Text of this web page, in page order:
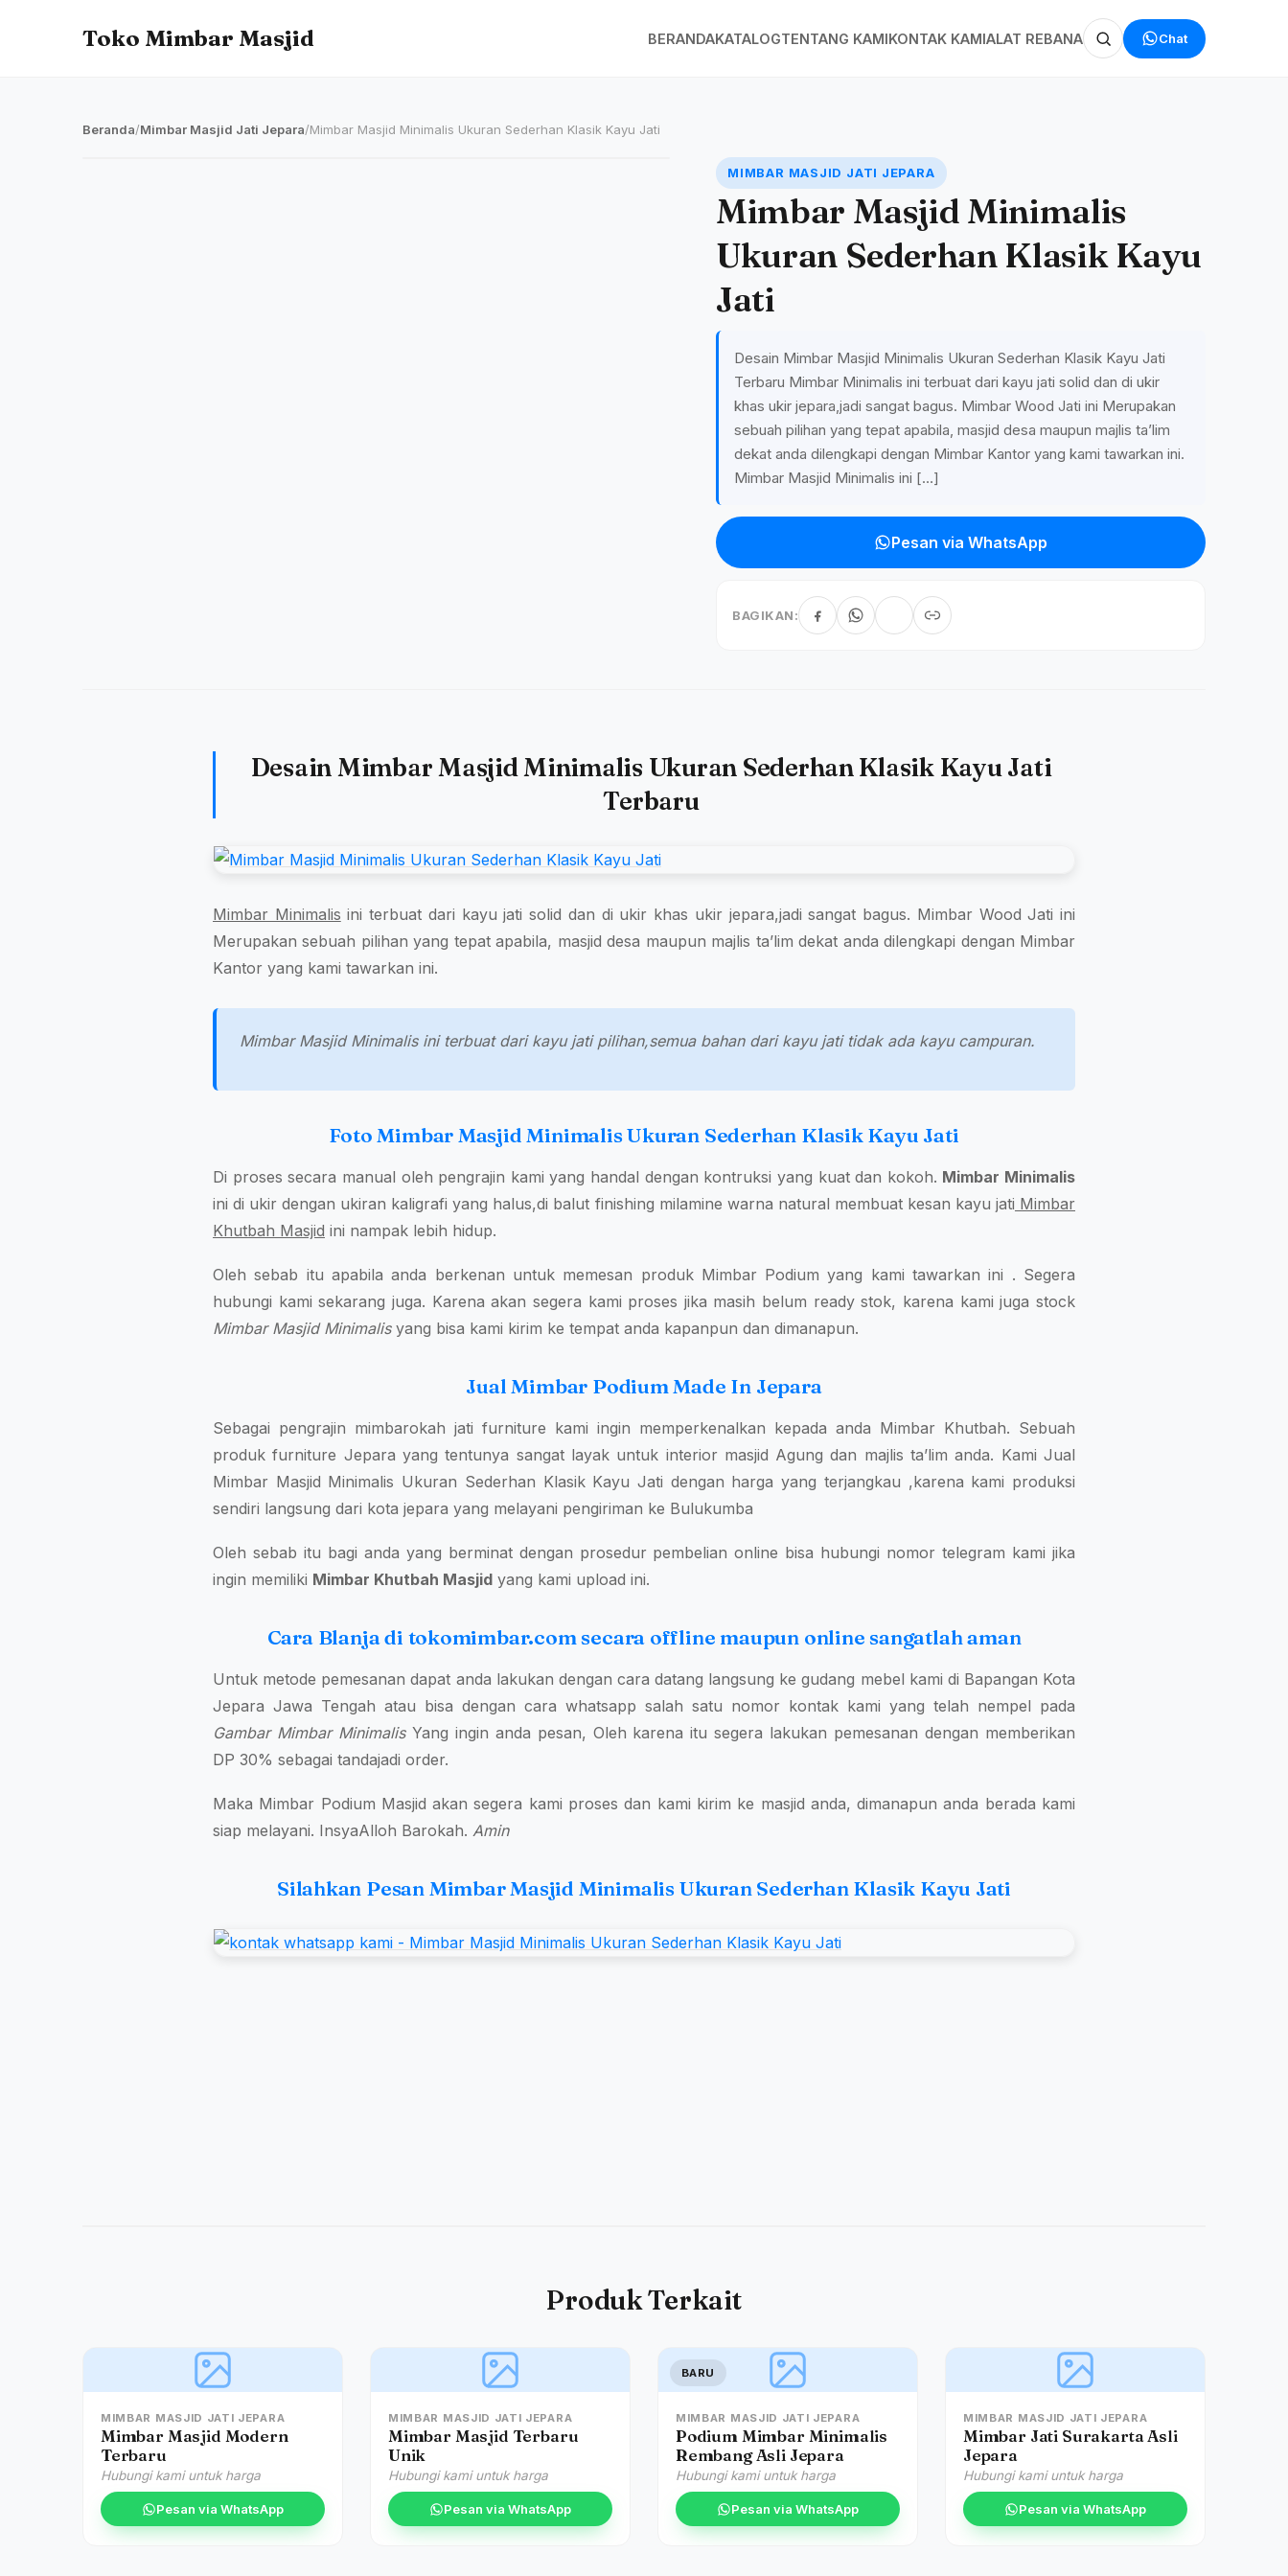
Toko Mimbar Masjid BERANDAKATALOGTENTANG KAMIKONTAK KAMIALAT REBANA Chat
Beranda/Mimbar Masjid Jati Jepara/Mimbar Masjid Minimalis Ukuran Sederhan Klasik Kayu Jati
MIMBAR MASJID JATI JEPARA
Mimbar Masjid Minimalis
Ukuran Sederhan Klasik Kayu
Jati
Desain Mimbar Masjid Minimalis Ukuran Sederhan Klasik Kayu Jati
Terbaru Mimbar Minimalis ini terbuat dari kayu jati solid dan di ukir
khas ukir jepara,jadi sangat bagus. Mimbar Wood Jati ini Merupakan
sebuah pilihan yang tepat apabila, masjid desa maupun majlis ta’lim
dekat anda dilengkapi dengan Mimbar Kantor yang kami tawarkan ini.
Mimbar Masjid Minimalis ini […]
Pesan via WhatsApp
BAGIKAN:
Desain Mimbar Masjid Minimalis Ukuran Sederhan Klasik Kayu Jati
Terbaru
Mimbar Minimalis ini terbuat dari kayu jati solid dan di ukir khas ukir jepara,jadi sangat bagus. Mimbar Wood Jati ini
Merupakan sebuah pilihan yang tepat apabila, masjid desa maupun majlis ta’lim dekat anda dilengkapi dengan Mimbar
Kantor yang kami tawarkan ini.
Mimbar Masjid Minimalis ini terbuat dari kayu jati pilihan,semua bahan dari kayu jati tidak ada kayu campuran.
Foto Mimbar Masjid Minimalis Ukuran Sederhan Klasik Kayu Jati
Di proses secara manual oleh pengrajin kami yang handal dengan kontruksi yang kuat dan kokoh. Mimbar Minimalis
ini di ukir dengan ukiran kaligrafi yang halus,di balut finishing milamine warna natural membuat kesan kayu jati Mimbar
Khutbah Masjid ini nampak lebih hidup.
Oleh sebab itu apabila anda berkenan untuk memesan produk Mimbar Podium yang kami tawarkan ini . Segera
hubungi kami sekarang juga. Karena akan segera kami proses jika masih belum ready stok, karena kami juga stock
Mimbar Masjid Minimalisyang bisa kami kirim ke tempat anda kapanpun dan dimanapun.
Jual Mimbar Podium Made In Jepara
Sebagai pengrajin mimbarokah jati furniture kami ingin memperkenalkan kepada anda Mimbar Khutbah. Sebuah
produk furniture Jepara yang tentunya sangat layak untuk interior masjid Agung dan majlis ta’lim anda. Kami Jual
Mimbar Masjid Minimalis Ukuran Sederhan Klasik Kayu Jati dengan harga yang terjangkau ,karena kami produksi
sendiri langsung dari kota jepara yang melayani pengiriman ke Bulukumba
Oleh sebab itu bagi anda yang berminat dengan prosedur pembelian online bisa hubungi nomor telegram kami jika
ingin memiliki Mimbar Khutbah Masjid yang kami upload ini.
Cara Blanja di tokomimbar.com secara offline maupun online sangatlah aman
Untuk metode pemesanan dapat anda lakukan dengan cara datang langsung ke gudang mebel kami di Bapangan Kota
Jepara Jawa Tengah atau bisa dengan cara whatsapp salah satu nomor kontak kami yang telah nempel pada
Gambar Mimbar MinimalisYang ingin anda pesan, Oleh karena itu segera lakukan pemesanan dengan memberikan
DP 30% sebagai tandajadi order.
Maka Mimbar Podium Masjid akan segera kami proses dan kami kirim ke masjid anda, dimanapun anda berada kami
siap melayani. InsyaAlloh Barokah. Amin
Silahkan Pesan Mimbar Masjid Minimalis Ukuran Sederhan Klasik Kayu Jati
Produk Terkait
MIMBAR MASJID JATI JEPARA
Mimbar Masjid Modern
Terbaru
Hubungi kami untuk harga
Pesan via WhatsApp
MIMBAR MASJID JATI JEPARA
Mimbar Masjid Terbaru
Unik
Hubungi kami untuk harga
Pesan via WhatsApp
BARU
MIMBAR MASJID JATI JEPARA
Podium Mimbar Minimalis
Rembang Asli Jepara
Hubungi kami untuk harga
Pesan via WhatsApp
MIMBAR MASJID JATI JEPARA
Mimbar Jati Surakarta Asli
Jepara
Hubungi kami untuk harga
Pesan via WhatsApp